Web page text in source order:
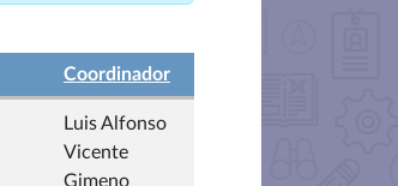
Coordinador
Luis Alfonso
Vicente
Gimeno